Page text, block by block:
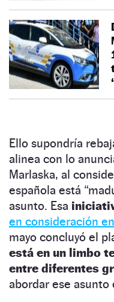
Ello supondría
alinea con lo
Marlaska, al
española está
asunto. Esa
en consideración
mayo concluyó el
está en un limbo
entre diferentes
abordar ese asunto